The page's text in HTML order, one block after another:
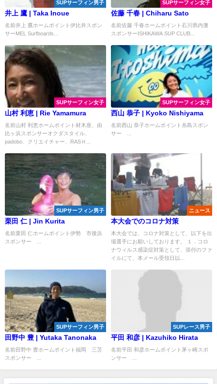
SUPサーフィン男子
井上 鷹 | Taka Inoue
名前井上 鷹ホームポイント伊比井スポン
サーMEL Surfboards...
SUPサーフィン女子
佐藤 千春 | Chiharu Sato
名前佐藤 千春ホームポイント石川県内灘
スポンサーISHIKAWA SUP CLUB...
SUPサーフィン女子
山村 利恵 | Rie Yamamura
名前山村 利恵ホームポイント材木座、由
比ヶ浜スポンサーオクダスタイル、
padobo、クリエイチャー、RASＨ...
SUPサーフィン女子
西山 恭子 | Kyoko Nishiyama
名前西山 恭子ホームポイント糸島スポン
サー ...
SUPサーフィン男子
栗田 仁 | Jin Kurita
名前栗田 仁ホームポイント伊勢 市後浜
スポンサー ...
ニュース
本大会でのコロナ対策
本大会では、コロナ対策として、以下を出
場選手にお願いしております。 １．コロ
ナウィルス感染症対策として、添付のファ
イルにて、本メール受領日以...
SUPサーフィン男子
田野中 豊 | Yutaka Tanonaka
名前田野中 豊ホームポイント福岡 三苫
スポンサー ...
SUPレース男子
平田 和彦 | Kazuhiko Hirata
名前平田 和彦ホームポイント茅ヶ崎スポ
ンサー ...